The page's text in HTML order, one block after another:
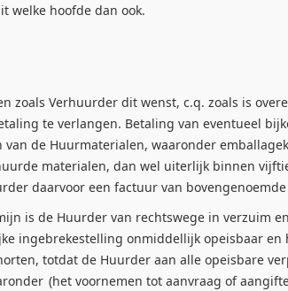
welke hoofde dan ook.
Verhuurder dit wenst, c.q. zoals is
te verlangen. Betaling van eventueel
de Huurmaterialen, waaronder
materialen, dan wel uiterlijk binnen
daarvoor een factuur van
is de Huurder van rechtswege in verzuim
ingebrekestelling onmiddellijk opeisbaar
totdat de Huurder aan alle opeisbare
(het voornemen tot aanvraag of